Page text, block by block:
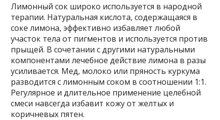
Лимонный сок широко используется в народной
терапии. Натуральная кислота, содержащаяся в
соке лимона, эффективно избавляет любой
участок тела от пигментов и используется против
прыщей. В сочетании с другими натуральными
компонентами лечебное действие лимона в разы
усиливается. Мед, молоко или пряность куркума
разводится с лимонным соком в соотношении 1:1.
Регулярное и длительное применение целебной
смеси навсегда избавит кожу от желтых и
коричневых пятен.